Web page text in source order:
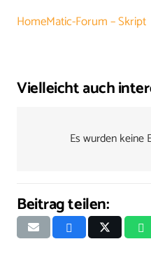
HomeMatic-Forum – Skript
Vielleicht auch
Es wurden keine
Beitrag teilen: